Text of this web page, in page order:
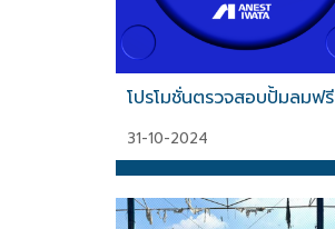
โปรโมชั่นตรวจสอบปั้มลมฟรี
31-10-2024